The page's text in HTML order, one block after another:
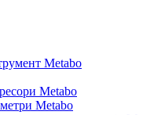
Metabo
Metabo
Metabo